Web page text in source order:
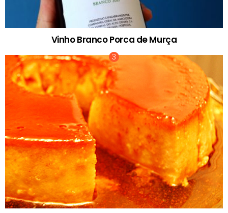
Vinho Branco Porca de Murça